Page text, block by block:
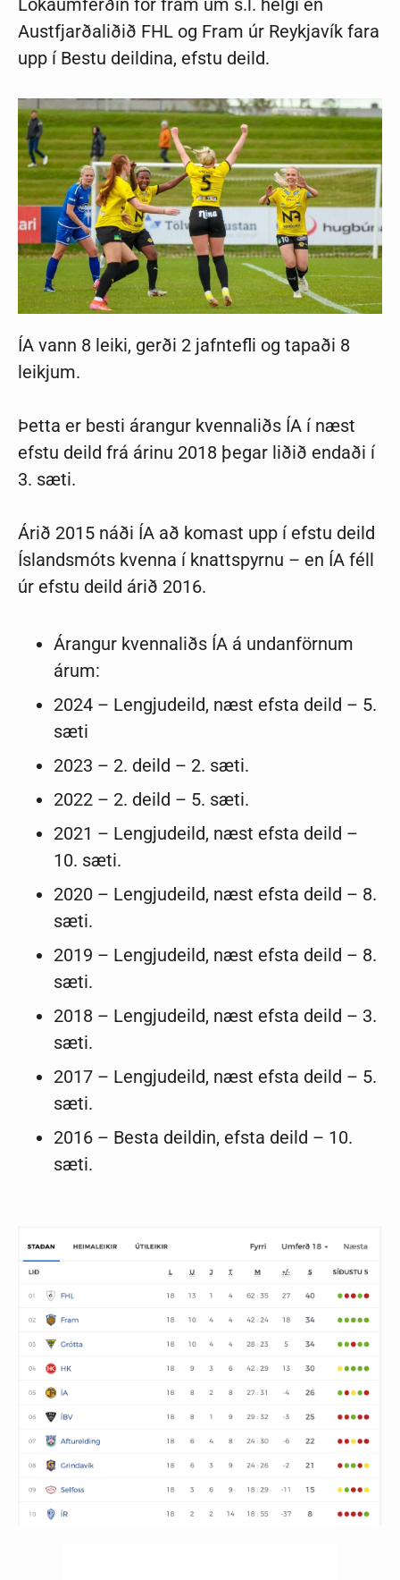
Lokaumferðin fór fram um s.l. helgi en
Austfjarðaliðið FHL og Fram úr Reykjavík fara
upp í Bestu deildina, efstu deild.
ÍA vann 8 leiki, gerði 2 jafntefli og tapaði 8
leikjum.
Þetta er besti árangur kvennaliðs ÍA í næst
efstu deild frá árinu 2018 þegar liðið endaði í
3. sæti.
Árið 2015 náði ÍA að komast upp í efstu deild
Íslandsmóts kvenna í knattspyrnu – en ÍA féll
úr efstu deild árið 2016.
Árangur kvennaliðs ÍA á undanförnum
árum:
2024 – Lengjudeild, næst efsta deild – 5.
sæti
2023 – 2. deild – 2. sæti.
2022 – 2. deild – 5. sæti.
2021 – Lengjudeild, næst efsta deild –
10. sæti.
2020 – Lengjudeild, næst efsta deild – 8.
sæti.
2019 – Lengjudeild, næst efsta deild – 8.
sæti.
2018 – Lengjudeild, næst efsta deild – 3.
sæti.
2017 – Lengjudeild, næst efsta deild – 5.
sæti.
2016 – Besta deildin, efsta deild – 10.
sæti.